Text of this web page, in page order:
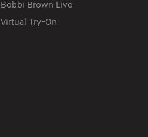
Bobbi Brown Live
Virtual Try-On